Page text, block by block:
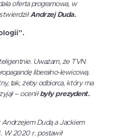
oferta programowa, w
Andrzej Duda.
Uważam, że TVN
liberalno-lewicową.
tak, żeby odbiorca, który ma
– ocenił były prezydent.
Dudą a Jackiem
W 2020 r. postawił